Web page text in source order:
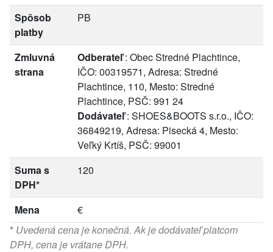
Spôsob
platby
PB
Zmluvná
strana
Odberateľ: Obec Stredné Plachtince,
IČO: 00319571, Adresa: Stredné
Plachtince, 110, Mesto: Stredné
Plachtince, PSČ: 991 24
Dodávateľ: SHOES&BOOTS s.r.o., IČO:
36849219, Adresa: Pisecká 4, Mesto:
Veľký Krtíš, PSČ: 99001
Suma s
DPH*
120
Mena
€
* Uvedená cena je konečná. Ak je dodávateľ platcom
DPH, cena je vrátane DPH.